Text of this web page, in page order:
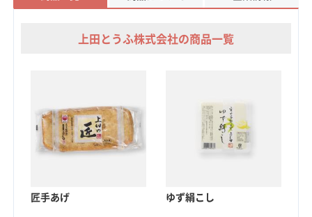
上田とうふ株式会社の商品一覧
匠手あげ ゆず絹こし